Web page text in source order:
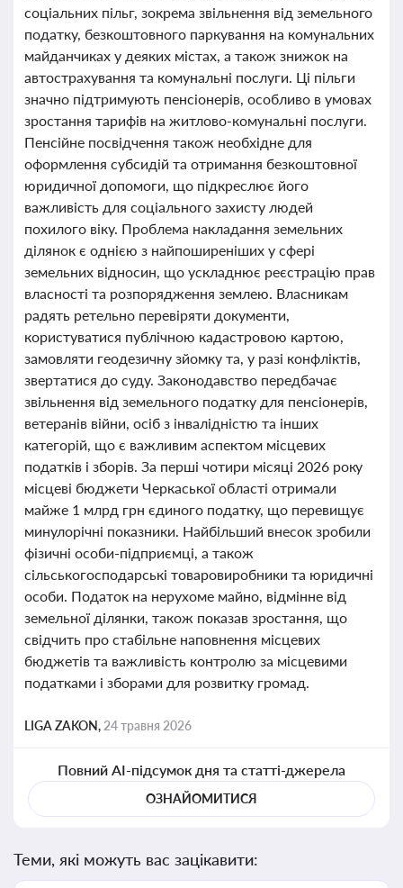
соціальних пільг, зокрема звільнення від земельного
податку, безкоштовного паркування на комунальних
майданчиках у деяких містах, а також знижок на
автострахування та комунальні послуги. Ці пільги
значно підтримують пенсіонерів, особливо в умовах
зростання тарифів на житлово-комунальні послуги.
Пенсійне посвідчення також необхідне для
оформлення субсидій та отримання безкоштовної
юридичної допомоги, що підкреслює його
важливість для соціального захисту людей
похилого віку. Проблема накладання земельних
ділянок є однією з найпоширеніших у сфері
земельних відносин, що ускладнює реєстрацію прав
власності та розпорядження землею. Власникам
радять ретельно перевіряти документи,
користуватися публічною кадастровою картою,
замовляти геодезичну зйомку та, у разі конфліктів,
звертатися до суду. Законодавство передбачає
звільнення від земельного податку для пенсіонерів,
ветеранів війни, осіб з інвалідністю та інших
категорій, що є важливим аспектом місцевих
податків і зборів. За перші чотири місяці 2026 року
місцеві бюджети Черкаської області отримали
майже 1 млрд грн єдиного податку, що перевищує
минулорічні показники. Найбільший внесок зробили
фізичні особи-підприємці, а також
сільськогосподарські товаровиробники та юридичні
особи. Податок на нерухоме майно, відмінне від
земельної ділянки, також показав зростання, що
свідчить про стабільне наповнення місцевих
бюджетів та важливість контролю за місцевими
податками і зборами для розвитку громад.
LIGA ZAKON, 24 травня 2026
Повний AI-підсумок дня та статті-джерела
ОЗНАЙОМИТИСЯ
Теми, які можуть вас зацікавити: